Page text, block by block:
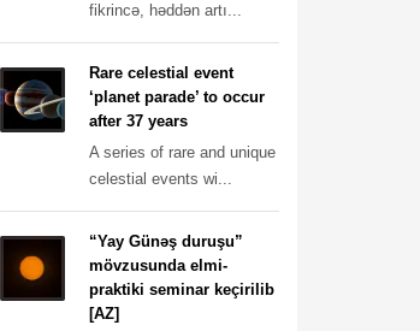
fikrincə, həddən artı...
Rare celestial event
‘planet parade’ to occur
after 37 years
A series of rare and unique
celestial events wi...
“Yay Günəş duruşu”
mövzusunda elmi-
praktiki seminar keçirilib
[AZ]